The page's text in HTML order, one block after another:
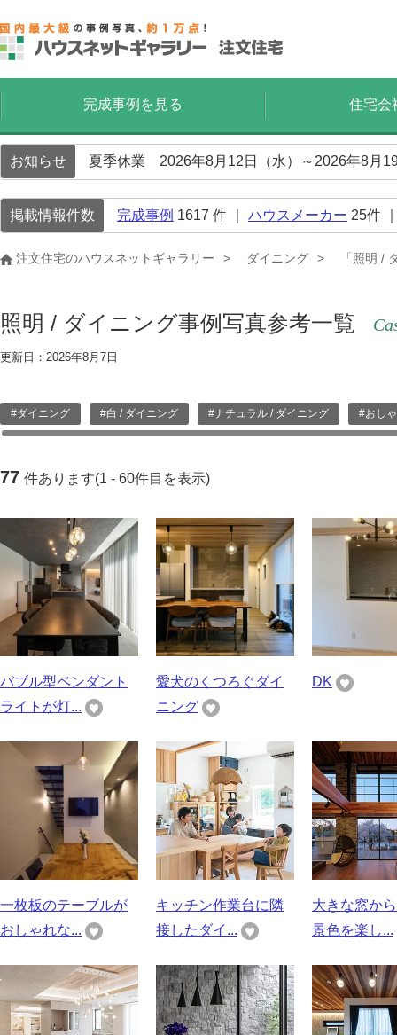
完成事例を見る 住宅会
お知らせ 夏季休業 2026年8月12日（水）～2026年8月
掲載情報件数 完成事例 1617 件 ｜ ハウスメーカー 25件
注文住宅のハウスネットギャラリー ダイニング 「照明 /
照明 / ダイニング事例写真参考一覧
更新日：2026年8月7日
#ダイニング #白 / ダイニング #ナチュラル / ダイニング #おし
77 件あります(1 - 60件目を表示)
バブル型ペンダント
ライトが灯...
愛犬のくつろぐダイ
ニング
DK
一枚板のテーブルが
おしゃれな...
キッチン作業台に隣
接したダイ...
大きな窓か
景色を楽し...